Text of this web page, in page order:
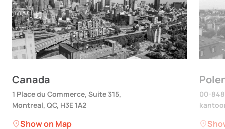
Canada
1 Place du Commerce, Suite 315,
Montreal, QC, H3E 1A2
Show on Map
00-